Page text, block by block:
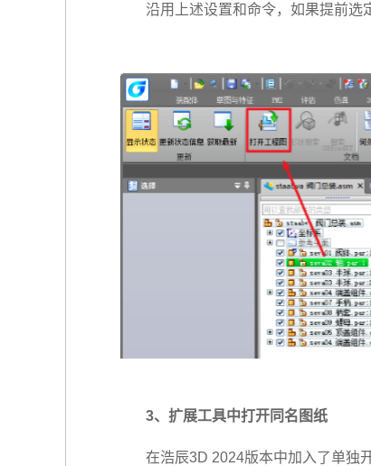
沿用上述设置和命令，如果提前选
3、扩展工具中打开同名图纸
在浩辰3D 2024版本中加入了单独